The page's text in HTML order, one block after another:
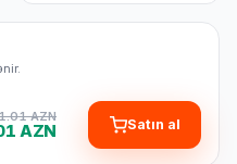
AZN
AZN Satın al